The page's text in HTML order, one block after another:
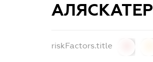
АЛЯСКАТЕР
riskFactors.title